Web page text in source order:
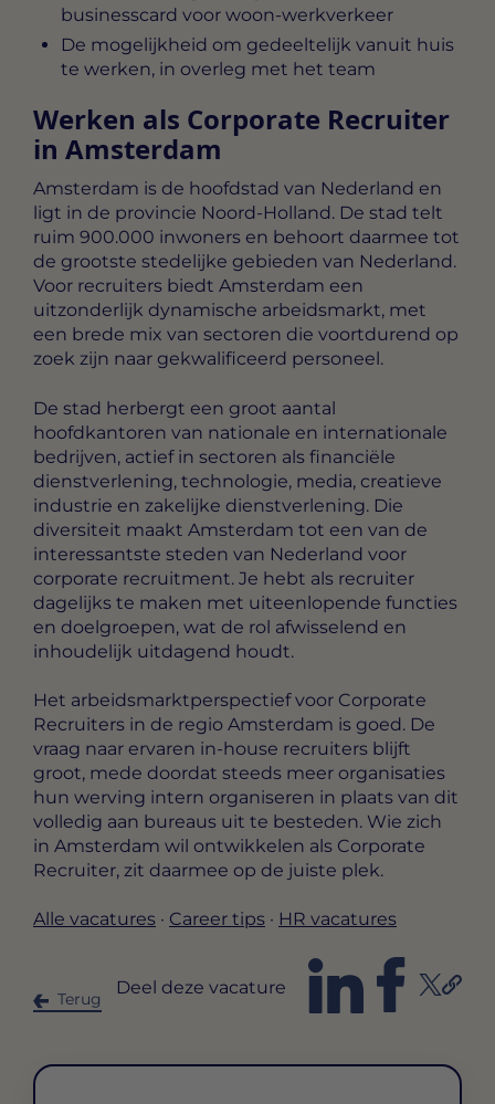
businesscard voor woon-werkverkeer
De mogelijkheid om gedeeltelijk vanuit huis
te werken, in overleg met het team
Werken als Corporate Recruiter
in Amsterdam
Amsterdam is de hoofdstad van Nederland en
ligt in de provincie Noord-Holland. De stad telt
ruim 900.000 inwoners en behoort daarmee tot
de grootste stedelijke gebieden van Nederland.
Voor recruiters biedt Amsterdam een
uitzonderlijk dynamische arbeidsmarkt, met
een brede mix van sectoren die voortdurend op
zoek zijn naar gekwalificeerd personeel.
De stad herbergt een groot aantal
hoofdkantoren van nationale en internationale
bedrijven, actief in sectoren als financiële
dienstverlening, technologie, media, creatieve
industrie en zakelijke dienstverlening. Die
diversiteit maakt Amsterdam tot een van de
interessantste steden van Nederland voor
corporate recruitment. Je hebt als recruiter
dagelijks te maken met uiteenlopende functies
en doelgroepen, wat de rol afwisselend en
inhoudelijk uitdagend houdt.
Het arbeidsmarktperspectief voor Corporate
Recruiters in de regio Amsterdam is goed. De
vraag naar ervaren in-house recruiters blijft
groot, mede doordat steeds meer organisaties
hun werving intern organiseren in plaats van dit
volledig aan bureaus uit te besteden. Wie zich
in Amsterdam wil ontwikkelen als Corporate
Recruiter, zit daarmee op de juiste plek.
Alle vacatures · Career tips · HR vacatures
Terug
Deel deze vacature